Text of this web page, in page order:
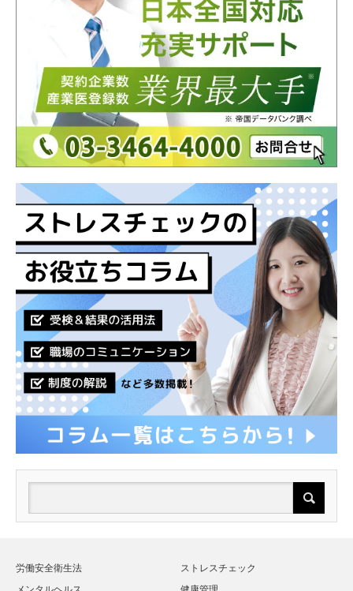
労働安全衛生法
ストレスチェック